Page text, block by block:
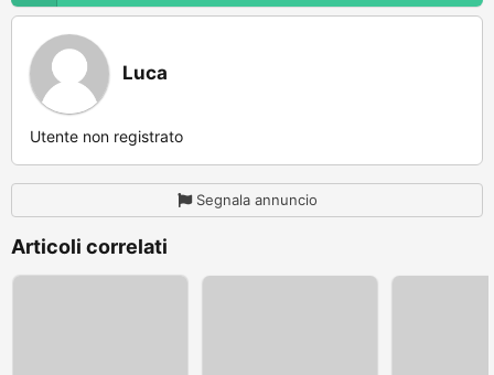
Luca
Utente non registrato
Segnala annuncio
Articoli correlati